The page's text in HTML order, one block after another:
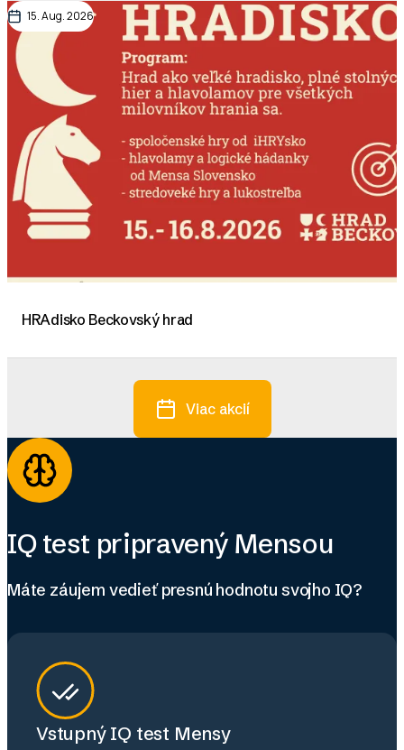
15. Aug. 2026
HRAdisko Beckovský hrad
Viac akcií
IQ test pripravený Mensou
Máte záujem vedieť presnú hodnotu svojho IQ?
Vstupný IQ test Mensy